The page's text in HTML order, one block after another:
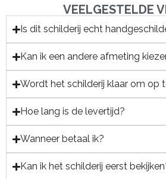
VEELGESTELDE
Is dit schilderij echt
Kan ik een andere afmeting
Wordt het schilderij klaar om op
Hoe lang is de levertijd?
Wanneer betaal ik?
Kan ik het schilderij eerst